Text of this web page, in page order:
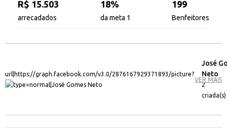
R$ 15.503
arrecadados
18%
da meta 1
199
Benfeitores
José
Neto
2
criada(s)
VER MAIS